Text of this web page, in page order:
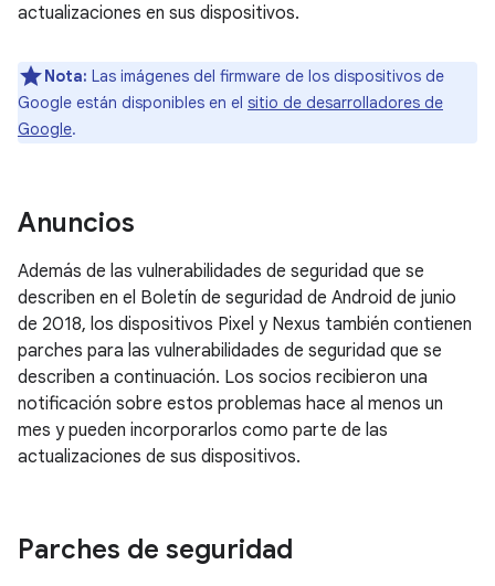
actualizaciones en sus dispositivos.
Nota: Las imágenes del firmware de los dispositivos de
Google están disponibles en el sitio de desarrolladores de
Google.
Anuncios
Además de las vulnerabilidades de seguridad que se
describen en el Boletín de seguridad de Android de junio
de 2018, los dispositivos Pixel y Nexus también contienen
parches para las vulnerabilidades de seguridad que se
describen a continuación. Los socios recibieron una
notificación sobre estos problemas hace al menos un
mes y pueden incorporarlos como parte de las
actualizaciones de sus dispositivos.
Parches de seguridad